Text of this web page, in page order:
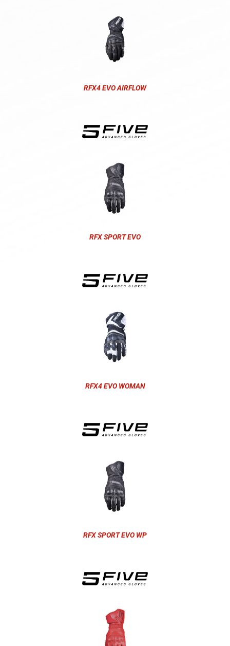
RFX4 EVO AIRFLOW
RFX SPORT EVO
RFX4 EVO WOMAN
RFX SPORT EVO WP